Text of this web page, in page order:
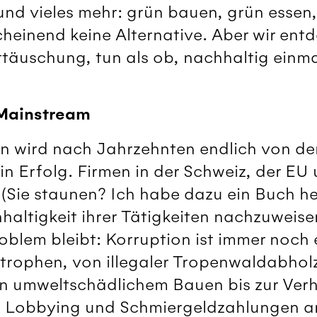
vieles mehr: grün bauen, grün
keine Alternative. Aber wir
tun als ob, nachhaltig
wird nach Jahrzehnten endlich von
Erfolg. Firmen in der Schweiz, der
staunen? Ich habe dazu ein Buch
ihrer Tätigkeiten
bleibt: Korruption ist immer noch
von illegaler
umweltschädlichem Bauen bis zur
und Schmiergeldzahlungen